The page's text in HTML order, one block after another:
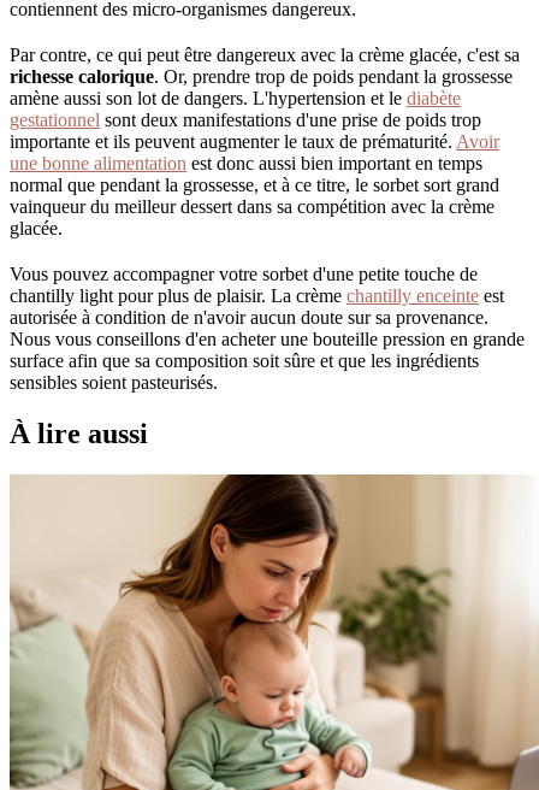
contiennent des micro-organismes dangereux.
Par contre, ce qui peut être dangereux avec la crème glacée, c'est sa
richesse calorique. Or, prendre trop de poids pendant la grossesse
amène aussi son lot de dangers. L'hypertension et le diabète
gestationnel sont deux manifestations d'une prise de poids trop
importante et ils peuvent augmenter le taux de prématurité. Avoir
une bonne alimentation est donc aussi bien important en temps
normal que pendant la grossesse, et à ce titre, le sorbet sort grand
vainqueur du meilleur dessert dans sa compétition avec la crème
glacée.
Vous pouvez accompagner votre sorbet d'une petite touche de
chantilly light pour plus de plaisir. La crème chantilly enceinte est
autorisée à condition de n'avoir aucun doute sur sa provenance.
Nous vous conseillons d'en acheter une bouteille pression en grande
surface afin que sa composition soit sûre et que les ingrédients
sensibles soient pasteurisés.
À lire aussi